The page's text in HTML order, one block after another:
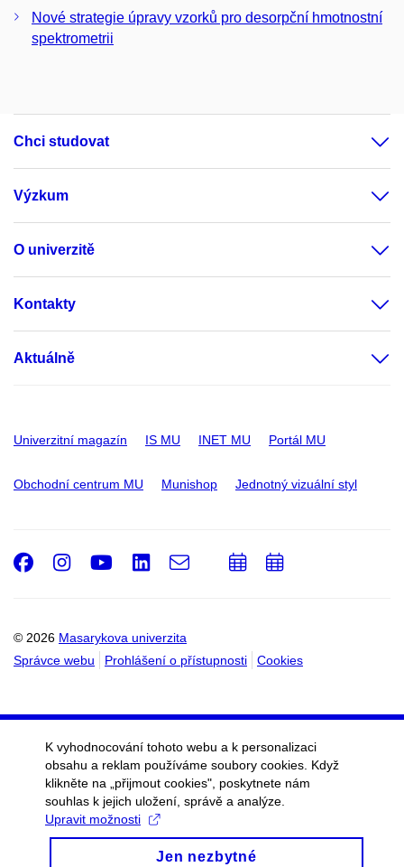
Nové strategie úpravy vzorků pro desorpční hmotnostní
spektrometrii
Chci studovat
Výzkum
O univerzitě
Kontakty
Aktuálně
Univerzitní magazín IS MU INET MU Portál MU
Obchodní centrum MU Munishop Jednotný vizuální styl
© 2026 Masarykova univerzita
Správce webu
Prohlášení o přístupnosti Cookies
Facebook
Instagram
Youtube
LinkedIn
e-
Email
PřidatPřidat
K vyhodnocování tohoto webu a k personalizaci
obsahu a reklam používáme soubory cookies. Když
klikněte na „přijmout cookies", poskytnete nám
souhlas k jejich uložení, správě a analýze.
Upravit možnosti
Jen nezbytné